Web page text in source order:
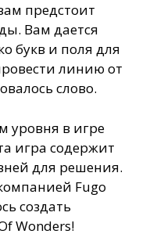
предстоит
Вам дается
букв и поля для
линию от
слово.
уровня в игре
игра содержит
для решения.
Fugo
создать
Wonders!